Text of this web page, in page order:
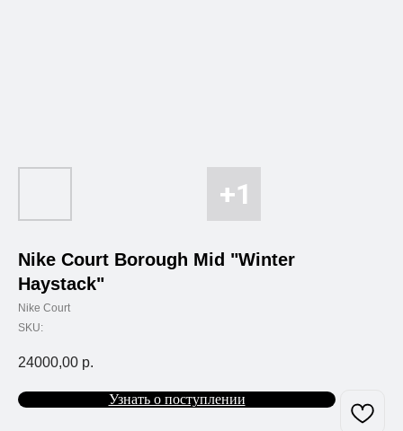
Nike Court Borough Mid "Winter
Haystack"
Nike Court
SKU:
24000,00 р.
Узнать о поступлении